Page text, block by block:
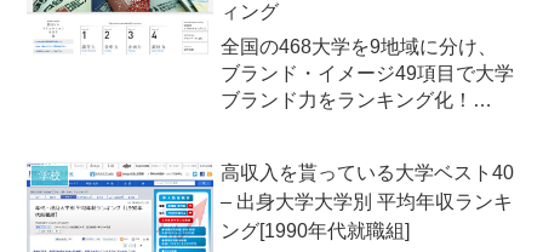
ィング
全国の468大学を9地域に分け、
ブランド・イメージ49項目で大学
ブランド力をランキング化！
（金）、「大学ブランド・イメー
ジ調査 (2013-2014)」の結果報告
書を発行・...
学校
高収入を貰っている大学ベスト40
– 出身大学大学別 平均年収ランキ
ング[1990年代就職組]